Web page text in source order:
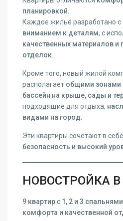
планировкой
Каждое жильё разработано с
вниманием к деталям, с
качественных материалов и
отделок
Кроме того, новый жилой
располагает общими зонами
бассейн на крыше, сады и
подходящие для отдыха,
видами на город
Эти квартиры сочетают в
безопасность и высокий
НОВОСТРОЙКА
9 квартирс 1, 2 и 3 спальнями
комфорта и качественной